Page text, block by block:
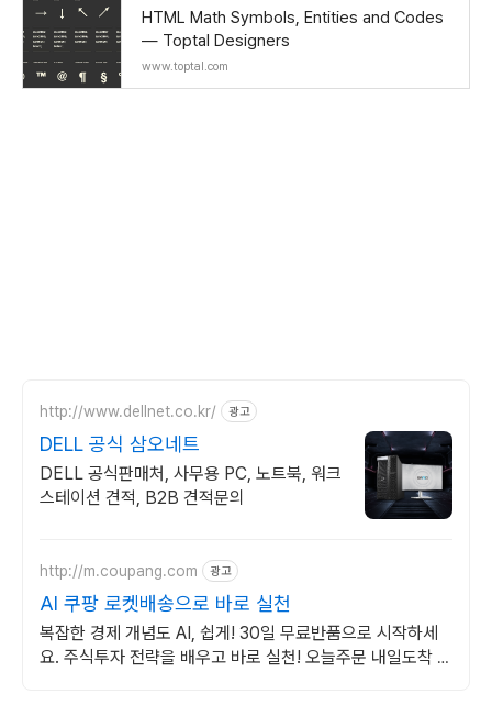
HTML Math Symbols, Entities and Codes
— Toptal Designers
www.toptal.com
http://www.dellnet.co.kr/ 광고
DELL 공식 삼오네트
DELL 공식판매처, 사무용 PC, 노트북, 워크
스테이션 견적, B2B 견적문의
http://m.coupang.com 광고
AI 쿠팡 로켓배송으로 바로 실천
복잡한 경제 개념도 AI, 쉽게! 30일 무료반품으로 시작하세
요. 주식투자 전략을 배우고 바로 실천! 오늘주문 내일도착 로